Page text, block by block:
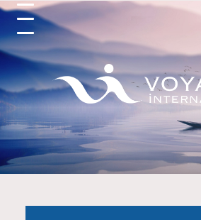
Circuits et Séjours